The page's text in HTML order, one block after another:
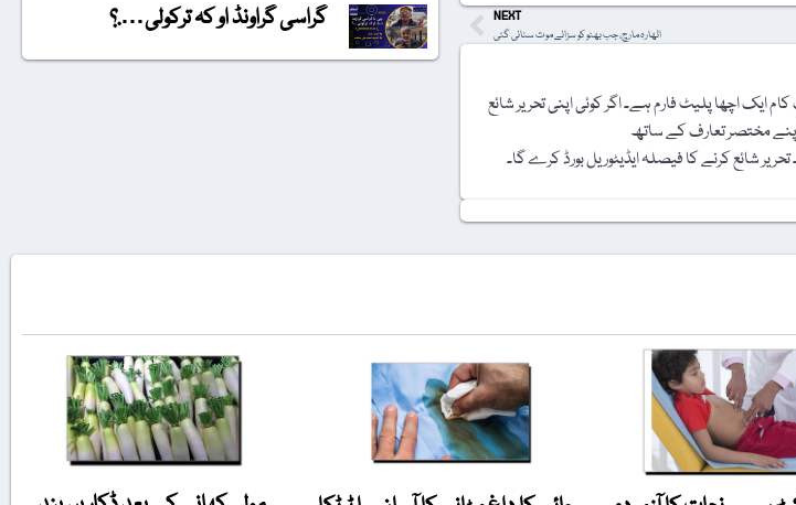
NEXT
اٹھارہ مارچ، جب بھٹو کو سزائے موت سنائی گئی
ایک اچھا پلیٹ فارم ہے۔ اگر کوئی اپنی تحریر شائع
اپنے مختصر تعارف کے ساتھ
گراسی گراونڈ او کہ ترکولی….؟